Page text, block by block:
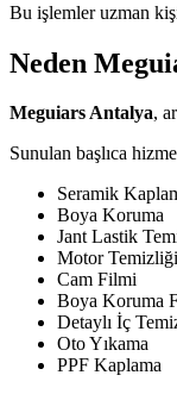
Bu işlemler uzman
Neden
Meguiars Antalya,
Sunulan başlıca
Seramik
Boya Koruma
Jant Lastik
Motor Temizliği
Cam Filmi
Boya Koruma
Detaylı İç
Oto Yıkama
PPF Kaplama